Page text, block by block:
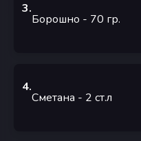
3.
Борошно - 70 гр.
4.
Сметана - 2 ст.л